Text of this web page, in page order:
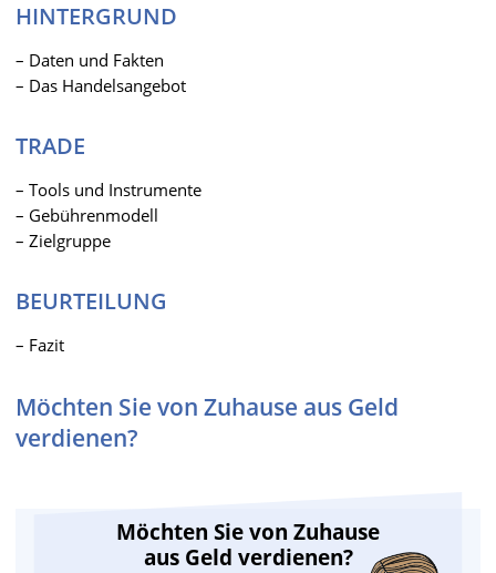
HINTERGRUND
– Daten und Fakten
– Das Handelsangebot
TRADE
– Tools und Instrumente
– Gebührenmodell
– Zielgruppe
BEURTEILUNG
– Fazit
Möchten Sie von Zuhause aus Geld
verdienen?
Möchten Sie von Zuhause
aus Geld verdienen?